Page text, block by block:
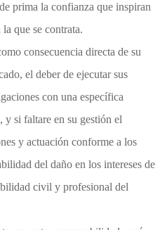
prima la confianza que inspiran
que se contrata.
consecuencia directa de su
el deber de ejecutar sus
con una específica
si faltare en su gestión el
y actuación conforme a los
del daño en los intereses de
civil y profesional del